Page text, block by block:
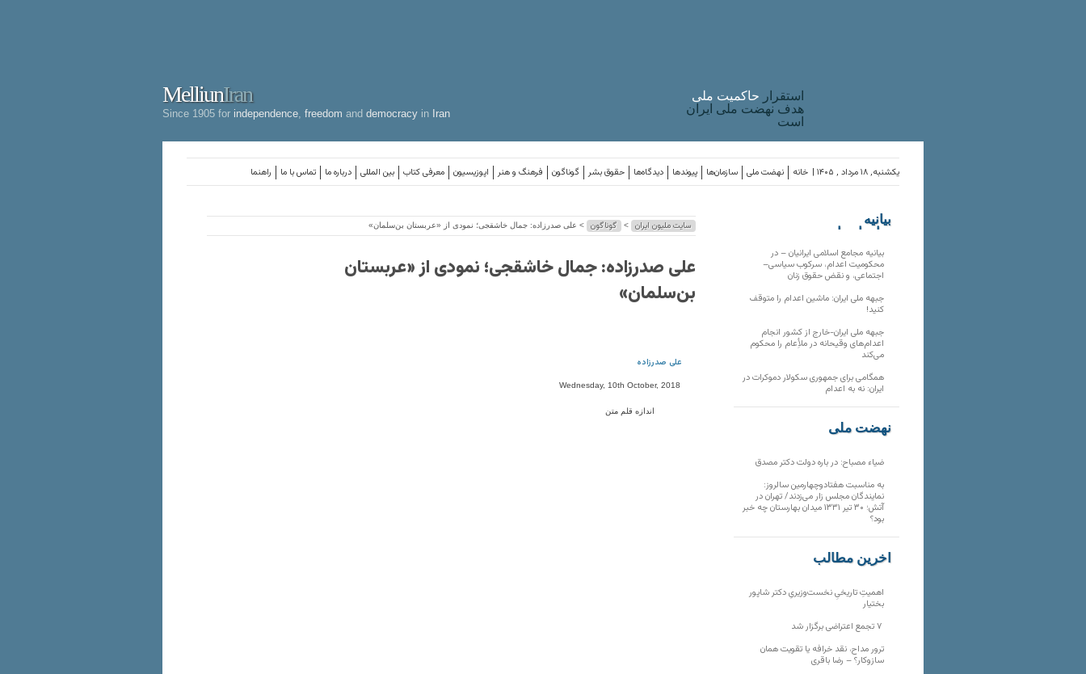
MelliunIran
Since 1905 for independence freedom and democracy in Iran
استقرار حاکميت ملی
هدف نهضت ملی ایران
است
راهنما تماس با ما درباره ما بین المللی معرفی کتاب اپوزیسیون فرهنگ و هنر گوناگون حقوق بشر دیدگاه‌ها پیوندها سازمان‌ها نهضت ملی خانه یکشنبه, ۱۸ مرداد , ۱۴۰۵ |
سایت ملیون ایران > گوناگون > علی صدرزاده: جمال خاشقجی؛ نمودی از «عربستان بن‌سلمان»
علی صدرزاده: جمال خاشقجی؛ نمودی از «عربستان
بن‌سلمان»
علی صدرزاده
Wednesday, 10th October, 2018
اندازه قلم متن
بیانیه
سازمان‌های
بیانیه مجامع اسلامی ایرانیان – در
محکومیت اعدام، سرکوب سیاسی–
اجتماعی، و نقض حقوق زنان
جبهه ملی ایران: ماشین اعدام را متوقف
کنید!
جبهه ملی ایران-خارج از کشور انجام
اعدام‌های وقیحانه در ملأِعام را محکوم
می‌کند
همگامی برای جمهوری سکولار دموکرات در
ایران: نه به اعدام
نهضت ملی
ضیاء مصباح: در باره دولت دکتر مصدق
به مناسبت هفتادوچهارمین سالروز:
نمایندگان مجلس زار می‌زدند/ تهران در
آتش؛ ۳۰ تیر ۱۳۳۱ میدان بهارستان چه خبر
بود؟
آخرین مطالب
اهمیتِ تاریخیِ نخست‌وزیریِ دکتر شاپور
بختیار
ترور مداح، نقد خرافه یا تقویت همان
سازوکار؟ – رضا باقری